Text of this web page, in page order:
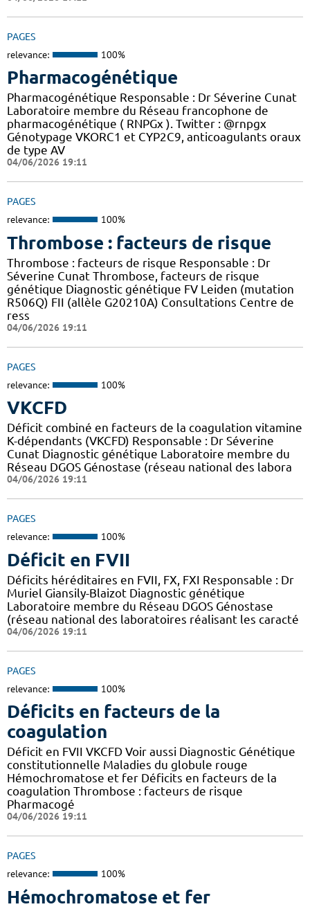
PAGES
relevance: 100%
Pharmacogénétique
Pharmacogénétique Responsable : Dr Séverine Cunat
Laboratoire membre du Réseau francophone de
pharmacogénétique ( RNPGx ). Twitter : @rnpgx
Génotypage VKORC1 et CYP2C9, anticoagulants oraux
de type AV
04/06/2026 19:11
PAGES
relevance: 100%
Thrombose : facteurs de risque
Thrombose : facteurs de risque Responsable : Dr
Séverine Cunat Thrombose, facteurs de risque
génétique Diagnostic génétique FV Leiden (mutation
R506Q) FII (allèle G20210A) Consultations Centre de
ress
04/06/2026 19:11
PAGES
relevance: 100%
VKCFD
Déficit combiné en facteurs de la coagulation vitamine
K-dépendants (VKCFD) Responsable : Dr Séverine
Cunat Diagnostic génétique Laboratoire membre du
Réseau DGOS Génostase (réseau national des labora
04/06/2026 19:11
PAGES
relevance: 100%
Déficit en FVII
Déficits héréditaires en FVII, FX, FXI Responsable : Dr
Muriel Giansily-Blaizot Diagnostic génétique
Laboratoire membre du Réseau DGOS Génostase
(réseau national des laboratoires réalisant les caracté
04/06/2026 19:11
PAGES
relevance: 100%
Déficits en facteurs de la
coagulation
Déficit en FVII VKCFD Voir aussi Diagnostic Génétique
constitutionnelle Maladies du globule rouge
Hémochromatose et fer Déficits en facteurs de la
coagulation Thrombose : facteurs de risque
Pharmacogé
04/06/2026 19:11
PAGES
relevance: 100%
Hémochromatose et fer